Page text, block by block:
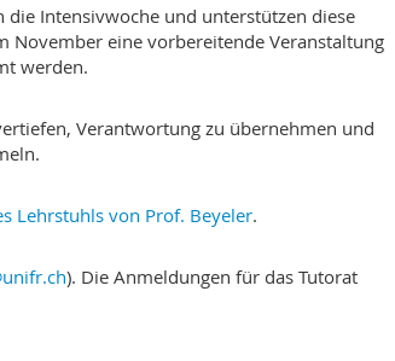
die Intensivwoche und unterstützen diese
eine vorbereitende Veranstaltung
werden.
Verantwortung zu übernehmen und
Lehrstuhls von Prof. Beyeler.
). Die Anmeldungen für das Tutorat